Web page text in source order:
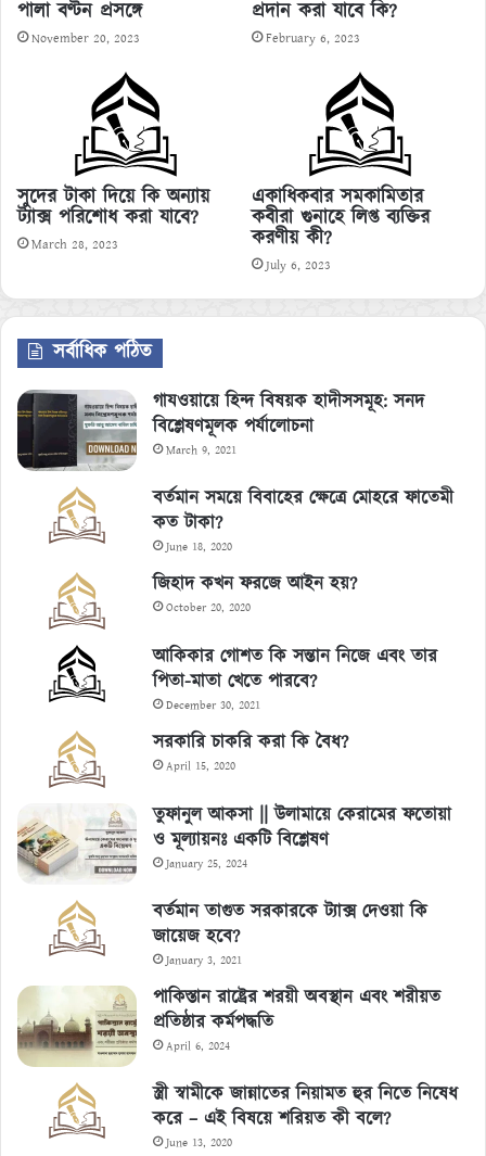
পালা বণ্টন প্রসঙ্গে
November 20, 2023
প্রদান করা যাবে কি?
February 6, 2023
সুদের টাকা দিয়ে কি অন্যায়
ট্যাক্স পরিশোধ করা যাবে?
March 28, 2023
একাধিকবার সমকামিতার
কবীরা গুনাহে লিপ্ত ব্যক্তির
করণীয় কী?
July 6, 2023
সর্বাধিক পঠিত
গাযওয়ায়ে হিন্দ বিষয়ক হাদীসসমূহ: সনদ
বিশ্লেষণমূলক পর্যালোচনা
March 9, 2021
বর্তমান সময়ে বিবাহের ক্ষেত্রে মোহরে ফাতেমী
কত টাকা?
June 18, 2020
জিহাদ কখন ফরজে আইন হয়?
October 20, 2020
আকিকার গোশত কি সন্তান নিজে এবং তার
পিতা-মাতা খেতে পারবে?
December 30, 2021
সরকারি চাকরি করা কি বৈধ?
April 15, 2020
তুফানুল আকসা || উলামায়ে কেরামের ফতোয়া
ও মূল্যায়নঃ একটি বিশ্লেষণ
January 25, 2024
বর্তমান তাগুত সরকারকে ট্যাক্স দেওয়া কি
জায়েজ হবে?
January 3, 2021
পাকিস্তান রাষ্ট্রের শরয়ী অবস্থান এবং শরীয়ত
প্রতিষ্ঠার কর্মপদ্ধতি
April 6, 2024
স্ত্রী স্বামীকে জান্নাতের নিয়ামত হুর নিতে নিষেধ
করে – এই বিষয়ে শরিয়ত কী বলে?
June 13, 2020